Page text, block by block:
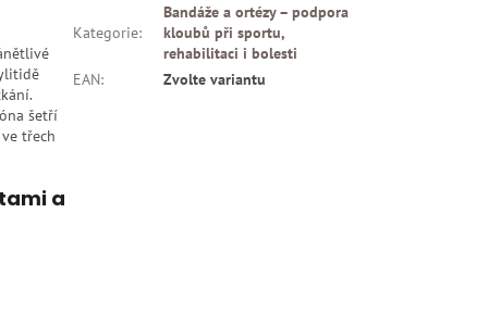
šetří
třech
a
Kategorie:
Bandáže a ortézy – podpora
kloubů při sportu,
rehabilitaci i bolesti
EAN: Zvolte variantu